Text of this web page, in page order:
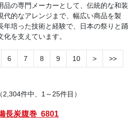
品の専門メーカーとして、伝統的な和装
代的なアレンジまで、幅広い商品を製
年培った技術と経験で、日本の祭りと踊
化を支えています。
6 7 8 9 10 > >>
（2,304件中、1～25件目）
長炭腹巻 6801